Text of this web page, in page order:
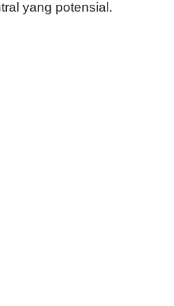
yang potensial.